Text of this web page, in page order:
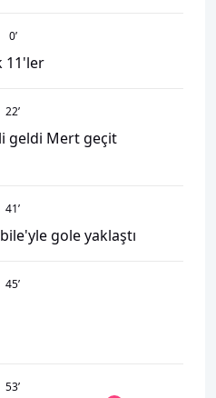
0’
11'ler
22’
geldi Mert geçit
41’
gole yaklaştı
45’
53’